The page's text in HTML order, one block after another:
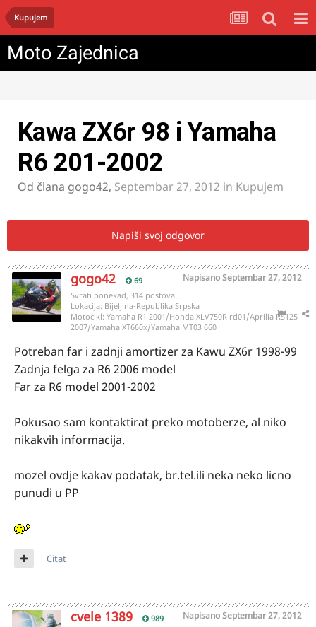
Kupujem
Moto Zajednica
Kawa ZX6r 98 i Yamaha
R6 201-2002
Od člana gogo42, Septembar 27, 2012 in Kupujem
Napiši svoj odgovor
gogo42 69 NapisanoSeptembar 27, 2012
Svrati ponekad, 314 postova
Lokacija: Bijeljina-Republika Srpska
Motocikl: Yamaha R1 2001/Honda XLV750R rd01/Aprilia RS125
2007/Yamaha XT660x/Yamaha MT03 660
Potreban far i zadnji amortizer za Kawu ZX6r 1998-99
Zadnja felga za R6 2006 model
Far za R6 model 2001-2002
Pokusao sam kontaktirat preko motoberze, al niko
nikakvih informacija.
mozel ovdje kakav podatak, br.tel.ili neka neko licno
punudi u PP
Citat
cvele 1389 989 NapisanoSeptembar 27, 2012